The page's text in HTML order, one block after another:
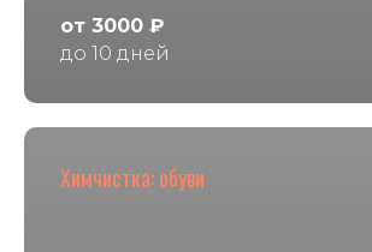
от 3000 ₽
до 10 дней
Химчистка: обуви